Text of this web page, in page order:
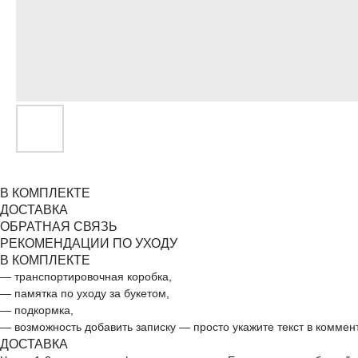
В КОМПЛЕКТЕ
ДОСТАВКА
ОБРАТНАЯ СВЯЗЬ
РЕКОМЕНДАЦИИ ПО УХОДУ
В КОМПЛЕКТЕ
— транспортировочная коробка,
— памятка по уходу за букетом,
— подкормка,
— возможность добавить записку — просто укажите текст в
ДОСТАВКА